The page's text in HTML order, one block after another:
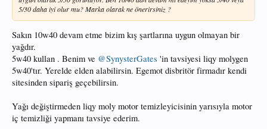
5/30 daha iyi olur mu? Marka olarak ne önerirsiniz ?
Sakın 10w40 devam etme bizim kış şartlarına uygun olmayan bir
yağdır.
5w40 kullan . Benim ve @SynysterGates 'in tavsiyesi liqy molygen
5w40'tır. Yerelde elden alabilirsin. Egemot disbritör firmadır kendi
sitesinden sipariş geçebilirsin.
Yağı değiştirmeden liqy moly motor temizleyicisinin yarısıyla motor
iç temizliği yapmanı tavsiye ederim.